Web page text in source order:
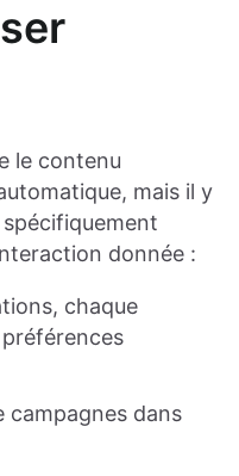
le contenu
mais il y
donnée :
chaque
campagnes dans